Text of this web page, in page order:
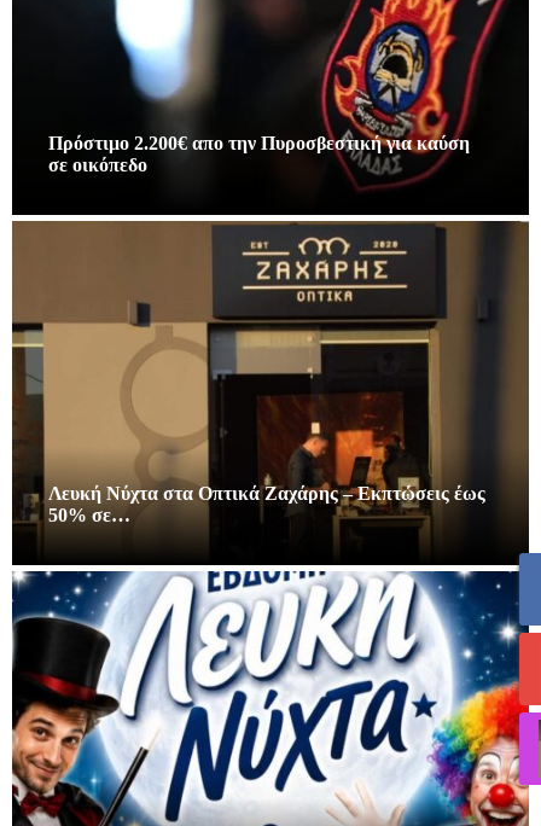
Πρόστιμο 2.200€ απο την Πυροσβεστική για καύση
σε οικόπεδο
Λευκή Νύχτα στα Οπτικά Ζαχάρης – Εκπτώσεις έως
50% σε…